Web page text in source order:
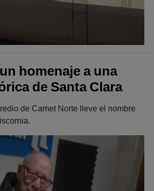
homenaje a una
de Santa Clara
de Camet Norte lleve el nombre